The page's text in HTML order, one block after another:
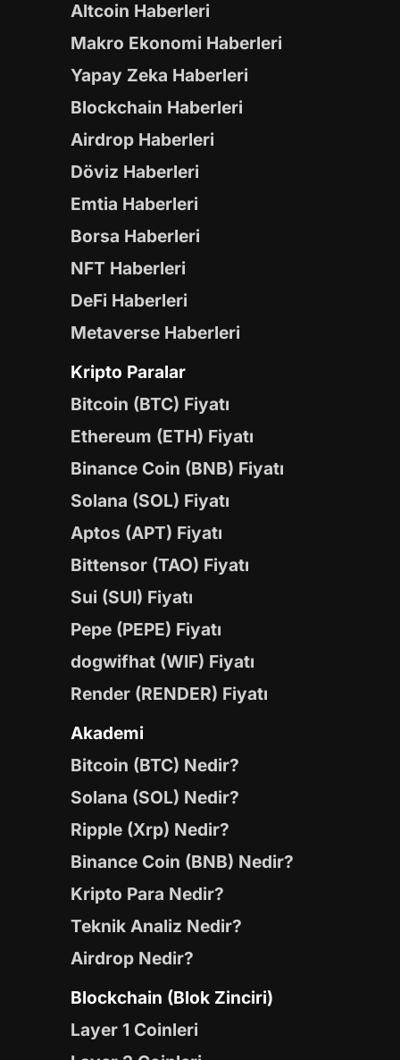
Altcoin Haberleri
Makro Ekonomi Haberleri
Yapay Zeka Haberleri
Blockchain Haberleri
Airdrop Haberleri
Döviz Haberleri
Emtia Haberleri
Borsa Haberleri
NFT Haberleri
DeFi Haberleri
Metaverse Haberleri
Kripto Paralar
Bitcoin (BTC) Fiyatı
Ethereum (ETH) Fiyatı
Binance Coin (BNB) Fiyatı
Solana (SOL) Fiyatı
Aptos (APT) Fiyatı
Bittensor (TAO) Fiyatı
Sui (SUI) Fiyatı
Pepe (PEPE) Fiyatı
dogwifhat (WIF) Fiyatı
Render (RENDER) Fiyatı
Akademi
Bitcoin (BTC) Nedir?
Solana (SOL) Nedir?
Ripple (Xrp) Nedir?
Binance Coin (BNB) Nedir?
Kripto Para Nedir?
Teknik Analiz Nedir?
Airdrop Nedir?
Blockchain (Blok Zinciri)
Layer 1 Coinleri